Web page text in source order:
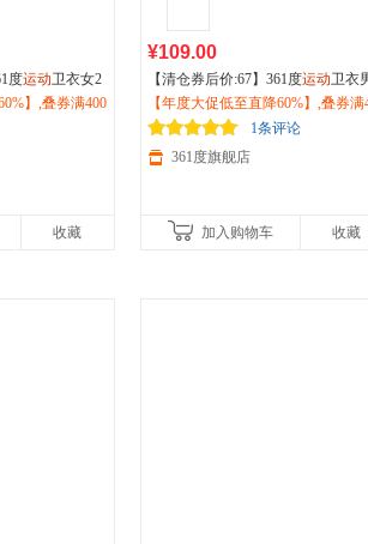
度运动卫衣女2
圆领套头衫休闲
】,叠券满400
收藏
¥109.00
【清仓券后价:67】361度运动卫衣
026秋季圆领男士加绒套头长袖宽
动上衣652544804
【年度大促低至直降60%】,叠券满
减150/600减230,立即抢购！
1条评论
361度旗舰店
加入购物车 收藏